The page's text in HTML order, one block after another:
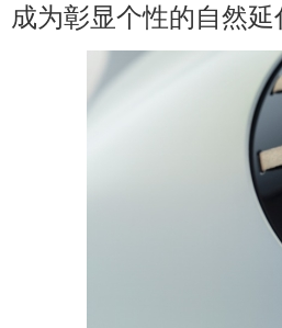
成为彰显个性的自然延